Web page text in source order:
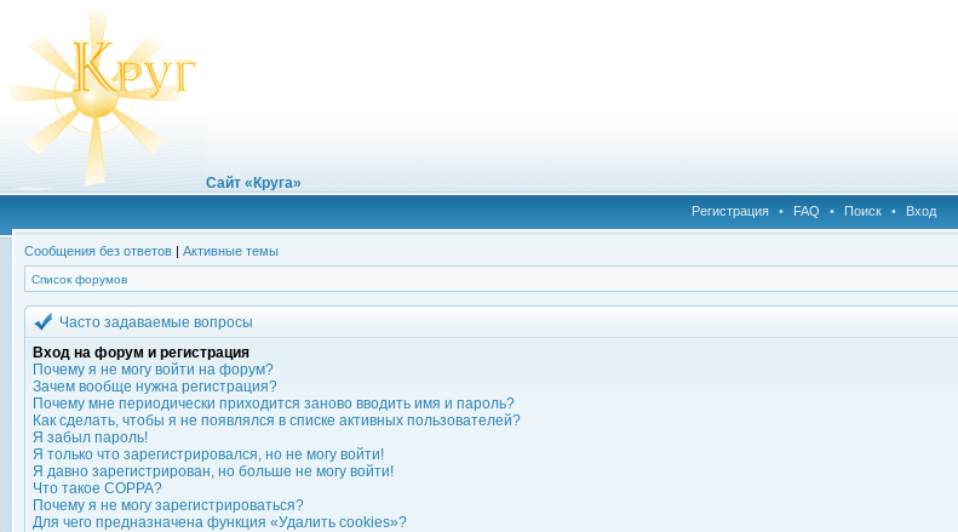
Сайт «Круга»
Регистрация • FAQ • Поиск • Вход
Сообщения без ответов | Активные темы
Список форумов
Часто задаваемые вопросы
Вход на форум и регистрация
Почему я не могу войти на форум?
Зачем вообще нужна регистрация?
Почему мне периодически приходится заново вводить имя и пароль?
Как сделать, чтобы я не появлялся в списке активных пользователей?
Я забыл пароль!
Я только что зарегистрировался, но не могу войти!
Я давно зарегистрирован, но больше не могу войти!
Что такое COPPA?
Почему я не могу зарегистрироваться?
Для чего предназначена функция «Удалить cookies»?